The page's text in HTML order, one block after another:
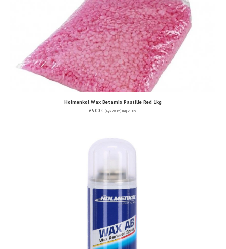
Holmenkol Wax Betamix Pastille Red 1kg
66.00 € (497.28 kn) uključ. PDV